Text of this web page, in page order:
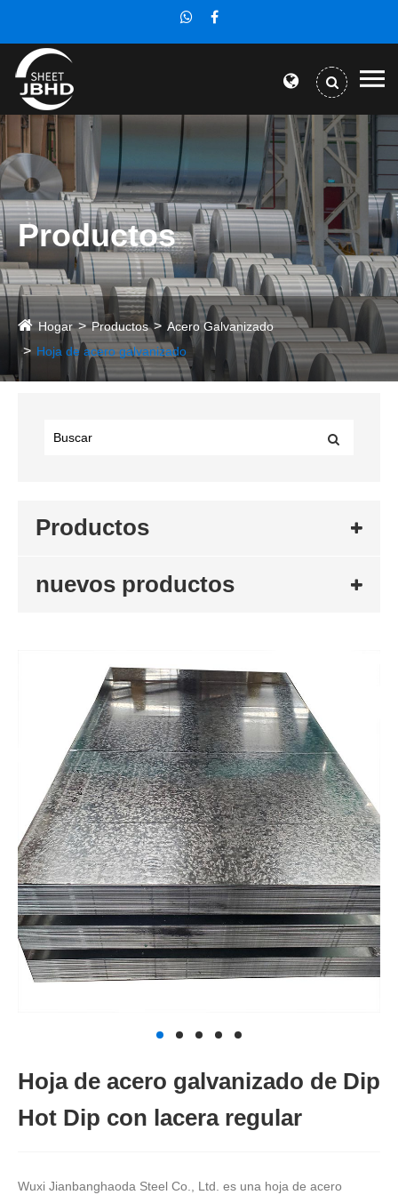
Productos
Hogar Productos
Acero Galvanizado
Hoja de acero galvanizado
Productos
nuevos productos
Hoja de acero galvanizado de Dip
Hot Dip con lacera regular
Wuxi Jianbanghaoda Steel Co., Ltd. es una hoja de acero